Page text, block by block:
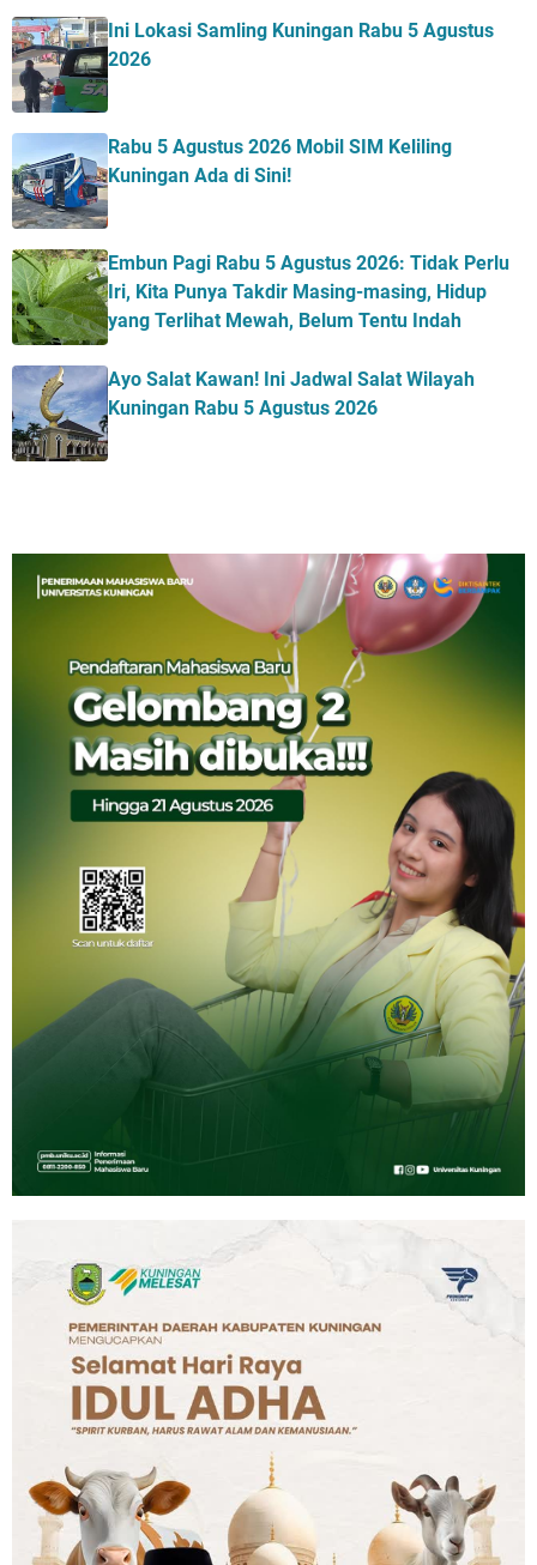
Ini Lokasi Samling Kuningan Rabu 5 Agustus
2026
Rabu 5 Agustus 2026 Mobil SIM Keliling
Kuningan Ada di Sini!
Embun Pagi Rabu 5 Agustus 2026: Tidak Perlu
Iri, Kita Punya Takdir Masing-masing, Hidup
yang Terlihat Mewah, Belum Tentu Indah
Ayo Salat Kawan! Ini Jadwal Salat Wilayah
Kuningan Rabu 5 Agustus 2026